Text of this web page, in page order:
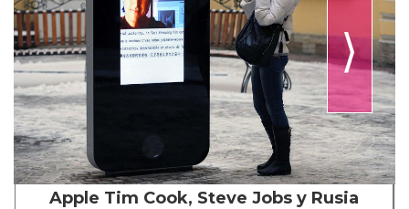
⟩
Apple Tim Cook, Steve Jobs y Rusia